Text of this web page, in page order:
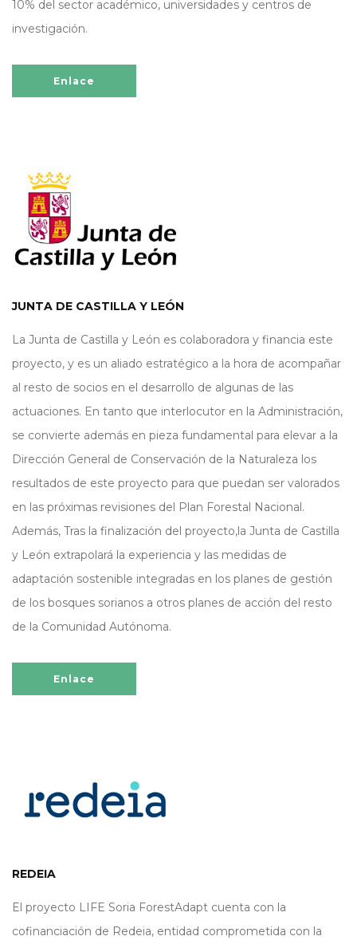
10% del sector académico, universidades y centros de
investigación.
Enlace
JUNTA DE CASTILLA Y LEÓN
La Junta de Castilla y León es colaboradora y financia este
proyecto, y es un aliado estratégico a la hora de acompañar
al resto de socios en el desarrollo de algunas de las
actuaciones. En tanto que interlocutor en la Administración,
se convierte además en pieza fundamental para elevar a la
Dirección General de Conservación de la Naturaleza los
resultados de este proyecto para que puedan ser valorados
en las próximas revisiones del Plan Forestal Nacional.
Además, Tras la finalización del proyecto,la Junta de Castilla
y León extrapolará la experiencia y las medidas de
adaptación sostenible integradas en los planes de gestión
de los bosques sorianos a otros planes de acción del resto
de la Comunidad Autónoma.
Enlace
REDEIA
El proyecto LIFE Soria ForestAdapt cuenta con la
cofinanciación de Redeia, entidad comprometida con la